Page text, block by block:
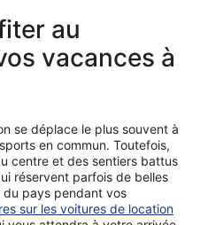
au
vacances à
se déplace le plus souvent à
en commun. Toutefois,
centre et des sentiers battus
réservent parfois de belles
du pays pendant vos
sur les voitures de location